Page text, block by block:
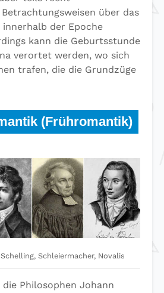
über das
innerhalb der Epoche
kann die Geburtsstunde
verortet werden, wo sich
trafen, die die Grundzüge
(Frühromantik)
Schleiermacher, Novalis
Philosophen Johann